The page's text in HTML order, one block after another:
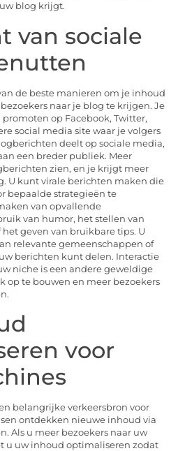
blog krijgt.
van sociale
de beste manieren om je inhoud
naar je blog te krijgen. Je
op Facebook, Twitter,
social media site waar je volgers
deelt op sociale media,
een breder publiek. Meer
zien, en je krijgt meer
U kunt virale berichten maken die
bepaalde strategieën te
van opvallende
van humor, het stellen van
geven van bruikbare tips. U
relevante gemeenschappen of
berichten kunt delen. Interactie
niche is een andere geweldige
op te bouwen en meer bezoekers
voor
belangrijke verkeersbron voor
ontdekken nieuwe inhoud via
Als u meer bezoekers naar uw
u uw inhoud optimaliseren zodat